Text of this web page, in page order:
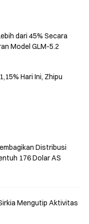
dari 45% Secara
Model GLM-5.2
Hari Ini, Zhipu
Distribusi
176 Dolar AS
Mengutip Aktivitas